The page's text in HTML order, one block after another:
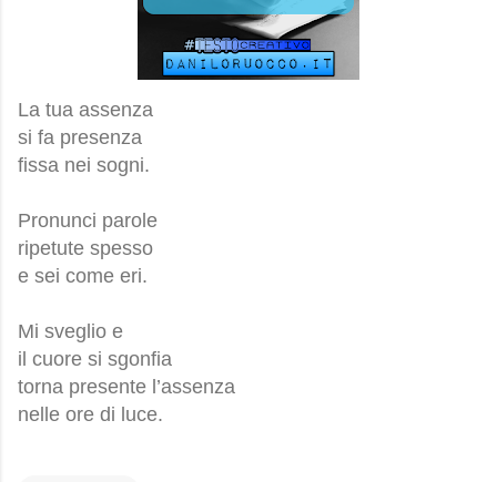
La tua assenza
si fa presenza
fissa nei sogni.
Pronunci parole
ripetute spesso
e sei come eri.
Mi sveglio e
il cuore si sgonfia
torna presente l’assenza
nelle ore di luce.